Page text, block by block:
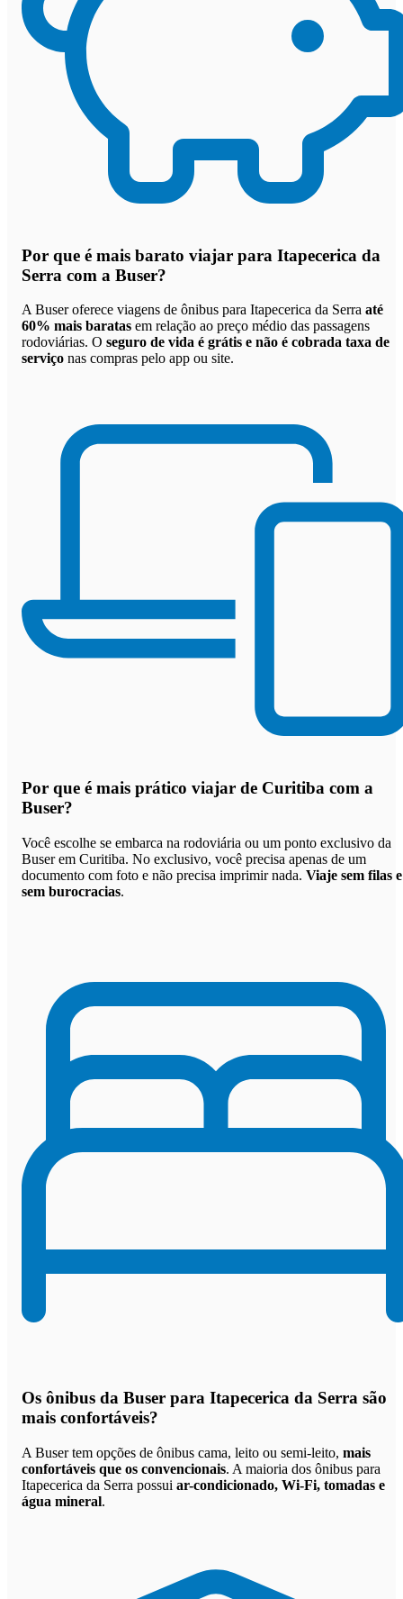
Por que é mais barato viajar para Itapecerica da
Serra com a Buser?
A Buser oferece viagens de ônibus para Itapecerica da Serra até
60% mais baratas em relação ao preço médio das passagens
rodoviárias. O seguro de vida é grátis e não é cobrada taxa de
serviço nas compras pelo app ou site.
Por que é mais prático viajar de Curitiba com a
Buser?
Você escolhe se embarca na rodoviária ou um ponto exclusivo da
Buser em Curitiba. No exclusivo, você precisa apenas de um
documento com foto e não precisa imprimir nada. Viaje sem filas e
sem burocracias.
Os ônibus da Buser para Itapecerica da Serra são
mais confortáveis?
A Buser tem opções de ônibus cama, leito ou semi-leito, mais
confortáveis que os convencionais. A maioria dos ônibus para
Itapecerica da Serra possui ar-condicionado, Wi-Fi, tomadas e
água mineral.